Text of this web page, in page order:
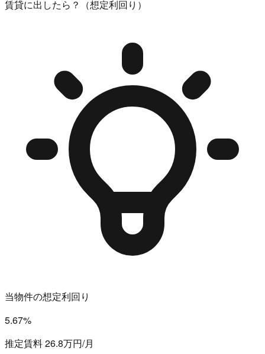
賃貸に出したら？（想定利回り）
当物件の想定利回り
5.67%
推定賃料 26.8万円/月